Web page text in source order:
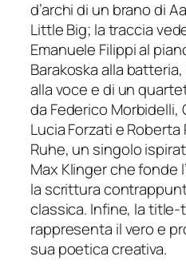
d’archi di un brano di
Little Big; la traccia
Emanuele Filippi al
Barakoska alla
alla voce e di un
da Federico
Lucia Forzati e Roberta
Ruhe, un singolo
Max Klinger che fonde
la scrittura
classica. Infine, la title-
rappresenta il vero e
sua poetica creativa.